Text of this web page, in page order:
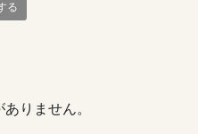
る
りません。